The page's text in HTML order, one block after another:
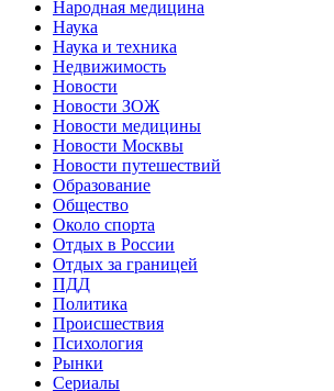
Народная медицина
Наука
Наука и техника
Недвижимость
Новости
Новости ЗОЖ
Новости медицины
Новости Москвы
Новости путешествий
Образование
Общество
Около спорта
Отдых в России
Отдых за границей
ПДД
Политика
Происшествия
Психология
Рынки
Сериалы